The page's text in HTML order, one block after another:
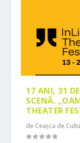
17 ANI, 31
SCENĂ.
THEATER
de Ceașca de